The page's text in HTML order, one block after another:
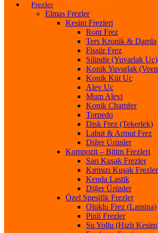
Frezler
Elmas Frezler
Kesim Frezleri
Ront Frez
Ters Kronik & Damla
Fissür Frez
Silindir (Yuvarlak Uç)
Konik Yuvarlak
Konik Küt Uç
Alev Uç
Mum Alevi
Konik Chamfer
Torpedo
Disk Frez (Tekerlek)
Labut & Armut Frez
Diğer Ürünler
Kompozit – Bitim Frezleri
Sarı Kuşak Frezler
Kırmızı Kuşak Frezler
Kenda Lastik
Diğer Ürünler
Özel Spesifik Frezler
Oluklu Frez (Lamina)
Pinli Frezler
Su Yollu (Hızlı